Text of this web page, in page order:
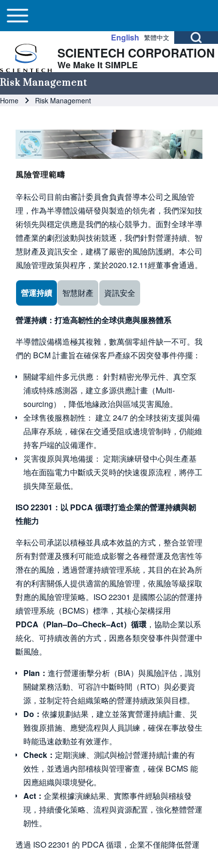
Skip to header
Skip to main navigation
Skip to main content
Close search
Search
Main navigation
Toggle main menu
Open Search
English 繁體中文
SCIENTECH CORPORATION
We Make It SIMPLE
Risk Management
Breadcrumb
Home Risk Management
Image
風險管理範疇
辛耘公司目前由審計委員會負責督導本公司之風險管
理，作為半導體設備研發與製造的領先者，我們深知技
術領先與穩定供應是我們的核心競爭力。面對全球半導
體產業的劇烈波動與技術競逐，我們針對營運持續、智
慧財產及資訊安全，建構了嚴密的風險防護網。本公司
風險管理政策與程序，業於2020.12.11經董事會通過。
Use the arrow keys to navigate between tabs
營運持續 智慧財產 資訊安全
營運持續：打造高韌性的全球供應與服務體系
半導體設備構造極其複雜，數萬個零組件缺一不可。我
們的 BCM 計畫旨在確保客戶產線不因突發事件停擺：
關鍵零組件多元供應： 針對精密光學元件、真空泵
浦或特殊感測器，建立多源供應計畫（Multi-
sourcing），降低地緣政治與區域災害風險。
全球售後服務韌性： 建立 24/7 的全球技術支援與備
品庫存系統，確保在交通受阻或邊境管制時，仍能維
持客戶端的設備運作。
災害復原與異地備援： 定期演練研發中心與生產基
地在面臨電力中斷或天災時的快速復原流程，將停工
損失降至最低。
ISO 22301：以 PDCA 循環打造企業的營運持續與韌
性能力
辛耘公司承諾以積極並具成本效益的方式，整合並管理
所有對營運及獲利可能造成影響之各種營運及危害性等
潛在的風險，透過營運持續管理系統，其目的在於為所
有的利害關係人提供適當的風險管理，依風險等級採取
對應的風險管理策略。ISO 22301 是國際公認的營運持
續管理系統（BCMS）標準，其核心架構採用
PDCA（Plan–Do–Check–Act）循環 ，協助企業以系
統化、可持續改善的方式，因應各類突發事件與營運中
斷風險。
Plan： 進行營運衝擊分析（BIA）與風險評估，識別
關鍵業務活動、可容許中斷時間（RTO）與必要資
源，並制定符合組織策略的營運持續政策與目標。
Do： 依據規劃結果，建立並落實營運持續計畫、災
難復原措施、應變流程與人員訓練，確保在事故發生
時能迅速啟動並有效運作。
Check： 定期演練、測試與檢討營運持續計畫的有
效性，並透過內部稽核與管理審查，確保 BCMS 能
因應組織與環境變化。
Act： 企業根據演練結果、實際事件經驗與稽核發
現，持續優化策略、流程與資源配置，強化整體營運
韌性。
透過 ISO 22301 的 PDCA 循環，企業不僅能降低營運